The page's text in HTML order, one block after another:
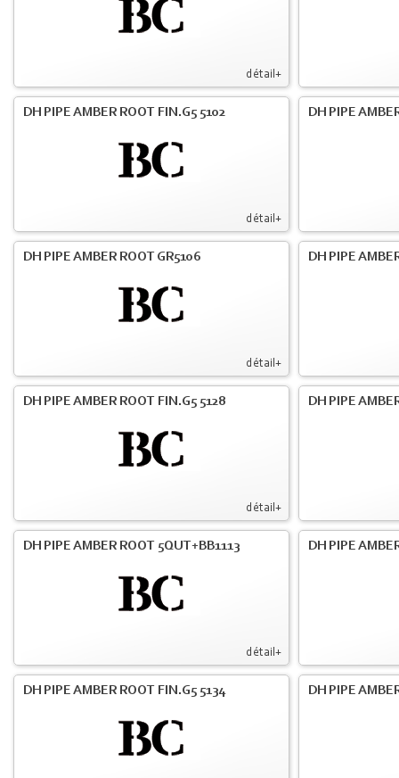
détail+
détail+
DH PIPE AMBER ROOT FIN.G5 5102 DH PIPE
détail+
DH PIPE AMBER ROOT GR5106 DH PIPE
détail+
DH PIPE AMBER ROOT FIN.G5 5128 DH PIPE
détail+
DH PIPE AMBER ROOT 5QUT+BB1113 DH PIPE
DH PIPE AMBER ROOT FIN.G5 5134 DH PIPE